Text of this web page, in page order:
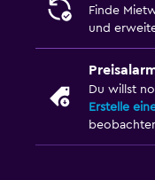
Finde
und
Du willst
Erstelle